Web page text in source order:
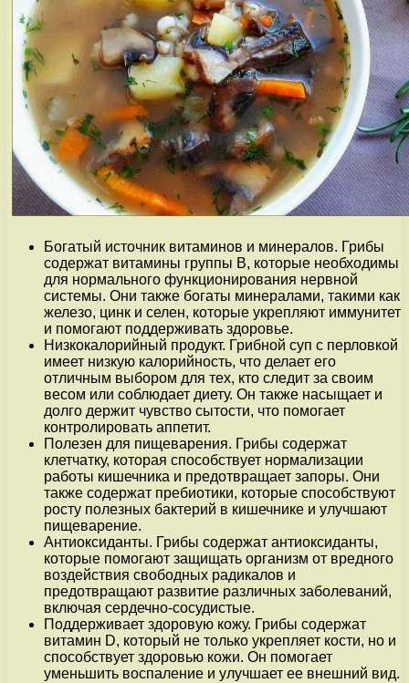
Богатый источник витаминов и минералов. Грибы
содержат витамины группы В, которые необходимы
для нормального функционирования нервной
системы. Они также богаты минералами, такими как
железо, цинк и селен, которые укрепляют иммунитет
и помогают поддерживать здоровье.
Низкокалорийный продукт. Грибной суп с перловкой
имеет низкую калорийность, что делает его
отличным выбором для тех, кто следит за своим
весом или соблюдает диету. Он также насыщает и
долго держит чувство сытости, что помогает
контролировать аппетит.
Полезен для пищеварения. Грибы содержат
клетчатку, которая способствует нормализации
работы кишечника и предотвращает запоры. Они
также содержат пребиотики, которые способствуют
росту полезных бактерий в кишечнике и улучшают
пищеварение.
Антиоксиданты. Грибы содержат антиоксиданты,
которые помогают защищать организм от вредного
воздействия свободных радикалов и
предотвращают развитие различных заболеваний,
включая сердечно-сосудистые.
Поддерживает здоровую кожу. Грибы содержат
витамин D, который не только укрепляет кости, но и
способствует здоровью кожи. Он помогает
уменьшить воспаление и улучшает ее внешний вид.